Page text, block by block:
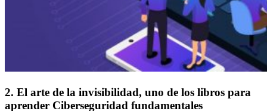
2. El arte de la invisibilidad, uno de los libros para
aprender Ciberseguridad fundamentales